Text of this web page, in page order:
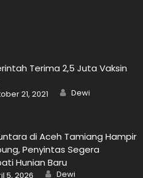
Terima 2,5 Juta Vaksin
21, 2021 Author
Dewi
di Aceh Tamiang Hampir
Penyintas Segera
Hunian Baru
5, 2026 Author
Dewi